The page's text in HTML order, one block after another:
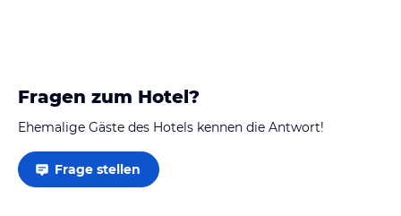
Fragen zum Hotel?
Ehemalige Gäste des Hotels kennen die Antwort!
Frage stellen